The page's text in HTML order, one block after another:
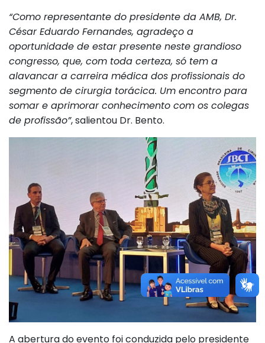
“Como representante do presidente da AMB, Dr.
César Eduardo Fernandes, agradeço a
oportunidade de estar presente neste grandioso
congresso, que, com toda certeza, só tem a
alavancar a carreira médica dos profissionais do
segmento de cirurgia torácica. Um encontro para
somar e aprimorar conhecimento com os colegas
de profissão”, salientou Dr. Bento.
A abertura do evento foi conduzida pelo presidente